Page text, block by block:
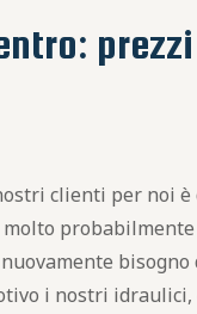
clienti per noi
bisogno
i nostri